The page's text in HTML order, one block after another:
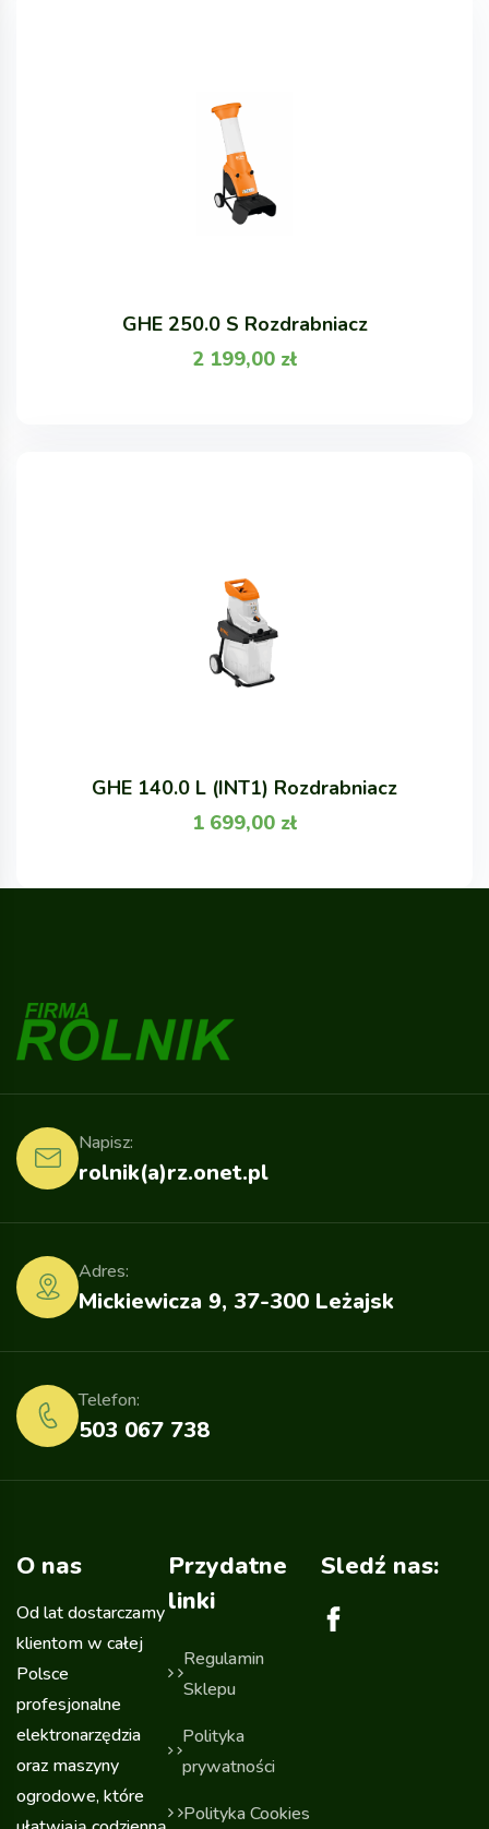
GHE 250.0 S Rozdrabniacz
2 199,00 zł
GHE 140.0 L (INT1) Rozdrabniacz
1 699,00 zł
rolnik(a)rz.onet.pl
Napisz:
Mickiewicza 9, 37-300 Leżajsk
Adres:
503 067 738
Telefon:
O nas
Od lat dostarczamy
klientom w całej
Polsce
profesjonalne
elektronarzędzia
oraz maszyny
ogrodowe, które
Przydatne
linki
Regulamin
Sklepu
Polityka
prywatności
Polityka Cookies
Sledź nas: